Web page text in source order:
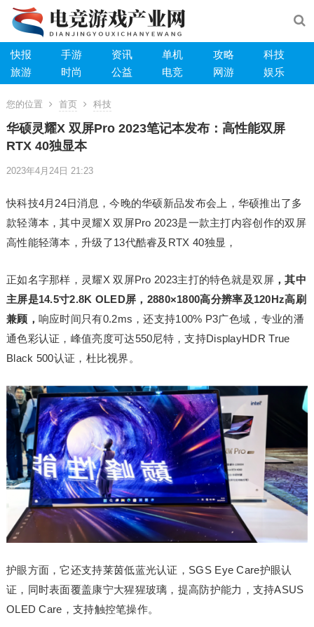
快报 手游 资讯 单机 攻略
科技
旅游
时尚 公益 电竞 网游 娱乐
您的位置 首页 科技
华硕灵耀X 双屏Pro 2023笔记本发布：高性能双屏
RTX 40独显本
2023年4月24日 21:23
快科技4月24日消息，今晚的华硕新品发布会上，华硕推出了多
款轻薄本，其中灵耀X 双屏Pro 2023是一款主打内容创作的双屏
高性能轻薄本，升级了13代酷睿及RTX 40独显，
正如名字那样，灵耀X 双屏Pro 2023主打的特色就是双屏，其中
主屏是14.5寸2.8K OLED屏，2880×1800高分辨率及120Hz高刷
兼顾， 响应时间只有0.2ms，还支持100% P3广色域，专业的潘
通色彩认证，峰值亮度可达550尼特，支持DisplayHDR True
Black 500认证，杜比视界。
护眼方面，它还支持莱茵低蓝光认证，SGS Eye Care护眼认
证，同时表面覆盖康宁大猩猩玻璃，提高防护能力，支持ASUS
OLED Care，支持触控笔操作。